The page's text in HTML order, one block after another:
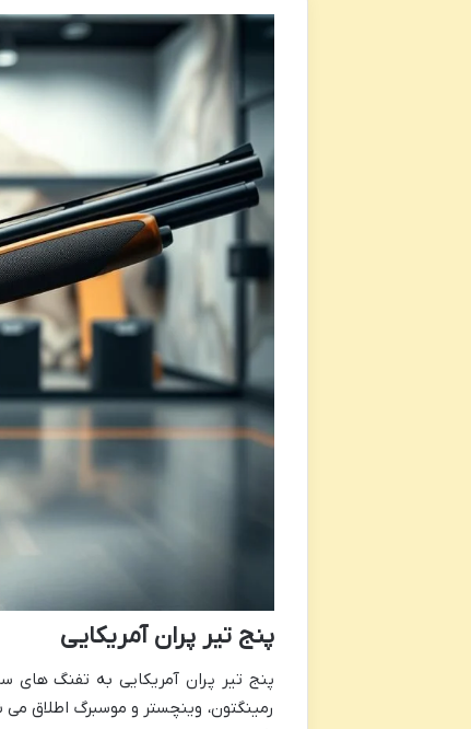
پنج تیر پران آمریکایی
پنج تیر پران آمریکایی به تفنگ های
رمینگتون، وینچستر و موسبرگ اطلاق